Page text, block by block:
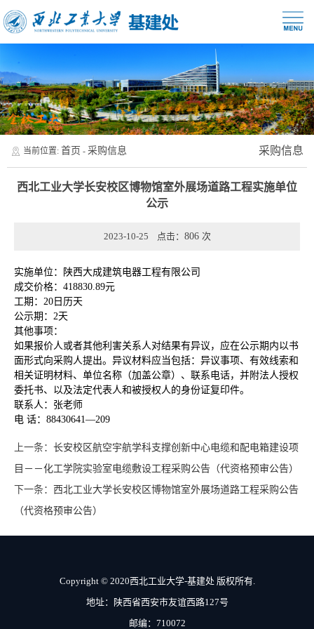
当前位置: 首页 - 采购信息 采购信息
西北工业大学长安校区博物馆室外展场道路工程实施单位
公示
2023-10-25 点击： 806 次
实施单位：陕西大成建筑电器工程有限公司
成交价格：418830.89元
工期：20日历天
公示期：2天
其他事项：
如果报价人或者其他利害关系人对结果有异议，应在公示期内以书
面形式向采购人提出。异议材料应当包括：异议事项、有效线索和
相关证明材料、单位名称（加盖公章）、联系电话，并附法人授权
委托书、以及法定代表人和被授权人的身份证复印件。
联系人：张老师
电 话：88430641—209
上一条： 长安校区航空宇航学科支撑创新中心电缆和配电箱建设项
目－－化工学院实验室电缆敷设工程采购公告（代资格预审公告）
下一条： 西北工业大学长安校区博物馆室外展场道路工程采购公告
（代资格预审公告）
Copyright © 2020西北工业大学-基建处 版权所有.
地址：陕西省西安市友谊西路127号
邮编：710072